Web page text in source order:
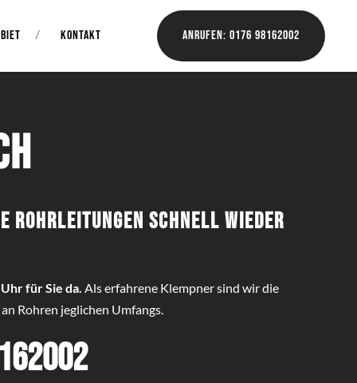
Anrufen: 0176 98162002
KONTAKT
Rohrleitungen schnell wieder
für Sie da. Als erfahrene Klempner sind wir die
Rohren jeglichen Umfangs.